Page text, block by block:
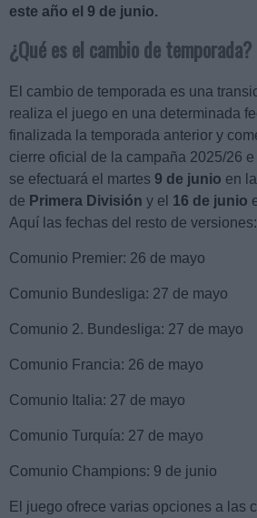
este año el 9 de junio.
¿Qué es el cambio de temporada?
El cambio de temporada es una
realiza el juego en una determinada
finalizada la temporada anterior y
cierre oficial de la campaña 2025/26
se efectuará el martes 9 de junio en
de Primera División y el 16 de junio
Aquí las fechas del resto de versiones:
Comunio Premier: 26 de mayo
Comunio Bundesliga: 27 de mayo
Comunio 2. Bundesliga: 27 de mayo
Comunio Francia: 26 de mayo
Comunio Italia: 27 de mayo
Comunio Turquía: 27 de mayo
Comunio Champions: 9 de junio
El juego ofrece varias opciones a las